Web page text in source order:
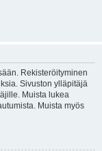
Rekisteröityminen
Sivuston ylläpitäjä
Muista lukea
Muista myös